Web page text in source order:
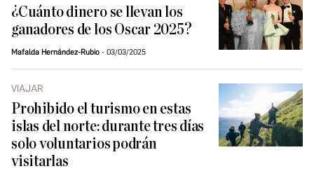
¿Cuánto dinero se llevan los
ganadores de los Oscar 2025?
Mafalda Hernández-Rubio 03/03/2025
VIAJAR
Prohibido el turismo en estas
islas del norte: durante tres días
solo voluntarios podrán
visitarlas